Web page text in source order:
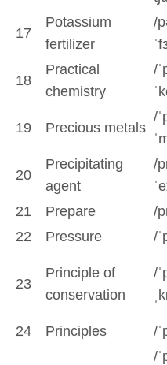
17
Potassium
fertilizer
/
18
Practical
chemistry
/
19 Precious metals
/
20
Precipitating
agent
/
21
Prepare /
22
Pressure /
23
Principle of
conservation
/
24
Principles /
/